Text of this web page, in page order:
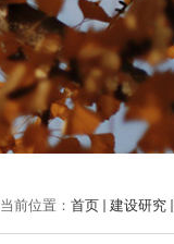
当前位置： 首页 建设研究